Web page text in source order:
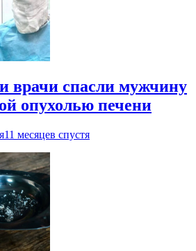
врачи спасли мужчину
опухолью печени
11 месяцев спустя